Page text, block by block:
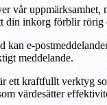
vår
inkorg förblir rörig
e-
meddelande.
kraftfullt verktyg
värdesätter